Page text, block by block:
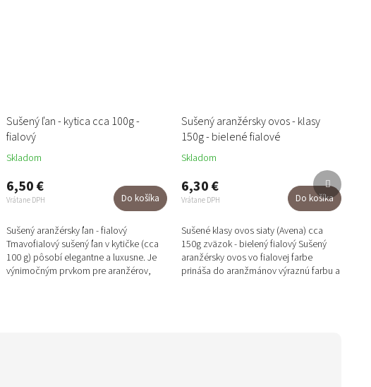
Sušený ľan - kytica cca 100g -
fialový
Skladom
6,50 €
Vrátane DPH Do košíka
Sušený aranžérsky ľan - fialový
Tmavofialový sušený ľan v kytičke (cca
100 g) pôsobí elegantne a luxusne. Je
výnimočným prvkom pre aranžérov,
Sušený aranžérsky ovos - klasy
150g - bielené fialové
Skladom
6,30 €
Vrátane DPH Do košíka
Sušené klasy ovos siaty (Avena) cca
150g zväzok - bielený fialový Sušený
aranžérsky ovos vo fialovej farbe
prináša do aranžmánov výraznú farbu a
Ďalší
produkt